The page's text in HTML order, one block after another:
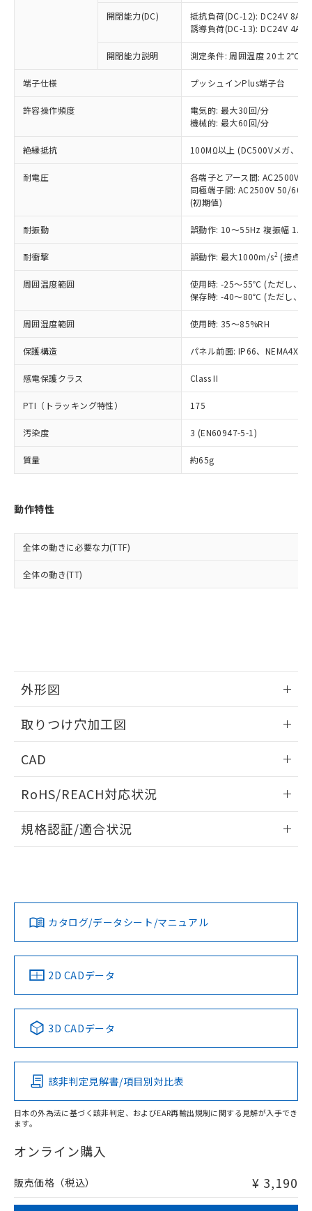
開閉能力(DC)
抵抗負荷(DC-12): DC24V 8A/
誘導負荷(DC-13): DC24V 4A/
開閉能力説明 測定条件: 周囲温度 20±2℃、
端子仕様 プッシュインPlus端子台
許容操作頻度
電気的: 最大30回/分
機械的: 最大60回/分
絶縁抵抗 100MΩ以上 (DC500Vメガ、点
耐電圧
各端子とアース間: AC2500V
同極端子間: AC2500V 50/
(初期値)
耐振動 誤動作: 10～55Hz 複振幅
耐衝撃 誤動作: 最大1000m/s2 (接点
周囲温度範囲
使用時: -25～55℃ (ただし、氷
保存時: -40～80℃ (ただし、氷
周囲湿度範囲 使用時: 35～85%RH
保護構造 パネル前面: IP66、NEMA4X,
感電保護クラス Class II
PTI（トラッキング特性） 175
汚染度 3 (EN60947-5-1)
質量 約65g
動作特性
全体の動きに必要な力(TTF)
全体の動き(TT)
外形図
取りつけ穴加工図
CAD
ドすることができます。
ログイン/会員登録
ダウンロードデータをご利用いただく前に、以下を必ずお読
みください。
ソフトウェアの使用条件
RoHS/REACH対応状況
EU RoHS 注意事項・凡例
対応済み
中国 RoHS 注意事項・凡例
Pb Hg Cd Cr(VI)
O
在庫等で未対応品が混在する可能性があります。
問い合わせください。
規格認証/適合状況
カタログ/データシート/マニュアル
2D CADデータ
3D CADデータ
該非判定見解書/項目別対比表
日本の外為法に基づく該非判定、およびEAR再輸出規制に関する見解が入手でき
ます。
オンライン購入
販売価格（税込） ¥ 3,190
商品の当社在庫状況および標準価格
(税抜)を提供させていただくもので
当社制御機器事業取扱商品の中には、
本サービスの対象外となる商品もある
ことをご了承ください。
在庫状況および標準価格照会結果は、
記載している更新日時点での社内デー
タに基づき作成されるものであり、閲
覧された時点での実際の在庫および標
準価格とは異なる場合があることをご
正式な納期状況および標準価格はお客
様のお取引先、またはお客様担当のオ
ムロン制御機器販売店・当社販売員に
オムロン制御機器販売店や当社販売拠
販売ネットワーク
」をご確認
在庫状況および標準価格結果を当社の
事前の承諾なく第三者に漏洩または開
示しないようお願いします。
マイパーツ機能（部品リスト作成サー
ビス）をご利用いただくには、I-Web
メンバーズにご登録されている必要が
あります。
お客様が当ウェブサイト上で当社にご
登録された部品リストについて、当社
および当社の共同利用者が、当社の製
品・サービスに関するお客様との取
引・商談に必要な範囲で利用すること
非含有の対応状況を調査中または確認中の
非該当品：ライセンス料など無形物で、有
害物質有無と関係のない商品です。
いたものが、含有品と判明した場合などや
むを得ず変更することがあります。
鉛(Pb) 1000ppm以下、 水銀(Hg) 1000ppm以下、 カド
六価クロム(Cr(Ⅵ)) 1000ppm以下、ポリ臭化ビフェニル
類(PBB) 1000ppm以下、ポリ臭化ジフェニルエーテル類
(PBDE) 1000ppm以下、フタル酸ビス(2-エチルヘキシ
ル) (DEHP)(別名：DOP) 1000ppm以下、フタル酸ブチ
ルベンジル（BBP） 1000ppm以下、フタル酸ジブチル
（DBP） 1000ppm以下、フタル酸ジイソブチル
但し、RoHS指令で産業用監視および制御機器に対する
図的な使用がないことを確認しています。
部品在庫の切り替え状況などにより、予定
月が前後することがあります。
※3 非含有証明書ダウンロード
下記の非含有証明書をダウンロードするこ
EU RoHS指令（10物質）の非含有証明書
ものではありません。
また、RoHS指令のフタル酸エステル類４
荷製品に未対応品が混在することから備考
「○」：最大均質材料含有率が中国RoHSの
基準値以下であることを示します。
「×」：最大均質材料含有率が中国RoHSの
基準値を超えていることを示します。
い合わせください。
*中国RoHS10物質の基準値 (GB/T26572)：
Pb(鉛) :1000ppm、 Hg(水銀) : 1000ppm、 Cd(カドミウ
ム) : 100ppm、
Cr(Ⅵ)(六価クロム) : 1000ppm、 PBBs(ポリ臭化ビフェ
ニル類) : 1000ppm、 PBDEs(ポリ臭化ジフェニルエーテ
DBP(フタル酸ジブチル) : 1000ppm、 DIBP(フタル酸ジ
イソブチル) : 1000ppm、 BBP(フタル酸ブチルベンジ
DEHP(フタル酸ビス(2-エチルヘキシル)) : 1000ppm
「ｅ」：有害物質（10物質）のすべてが基
準値以下であることを示します。
「10」：通常の使用状況下において有害物
質が外部に漏えいし、環境に深刻な影響を
及ぼさない年数を意味します。
「－」：未確認です。当社販売部門へお問
当社は、これら貴社製品のうち、外国
為替および外国貿易法に定める商品
（以下｢規制貨物等」という）を輸出
または国外への提供する場合は、日本
国政府の輸出許可(または役務取引許
可)を取得するなどの必要な手続きを
当社は規制貨物を破棄する場合は、完
全に破砕するなど、違法に輸出されな
いよう必要な手段を講じます。
当社は貴社製品を、核兵器、ミサイ
ル、化学兵器、生物兵器またはその他
武器並びにこれらの製造装置等に一切
当社は、貴社製品を第三者に販売する
場合は、上記1、2および3の内容を当
該第三者に通知します。また当社は、
販売先および販売に係わる関係者が違
法に輸出するおそれがある場合は、取
り引きをいたしません。
キャンセル
一定数以上の在庫あり
一定数には満たないが在庫あり
在庫なし(最新の在庫状況につ
いては、お客様のお取引先、ま
たはお客様担当のオムロン制御
機器販売店・当社販売員にご確
受注生産機種、また在庫状況の
情報を公開していない機種